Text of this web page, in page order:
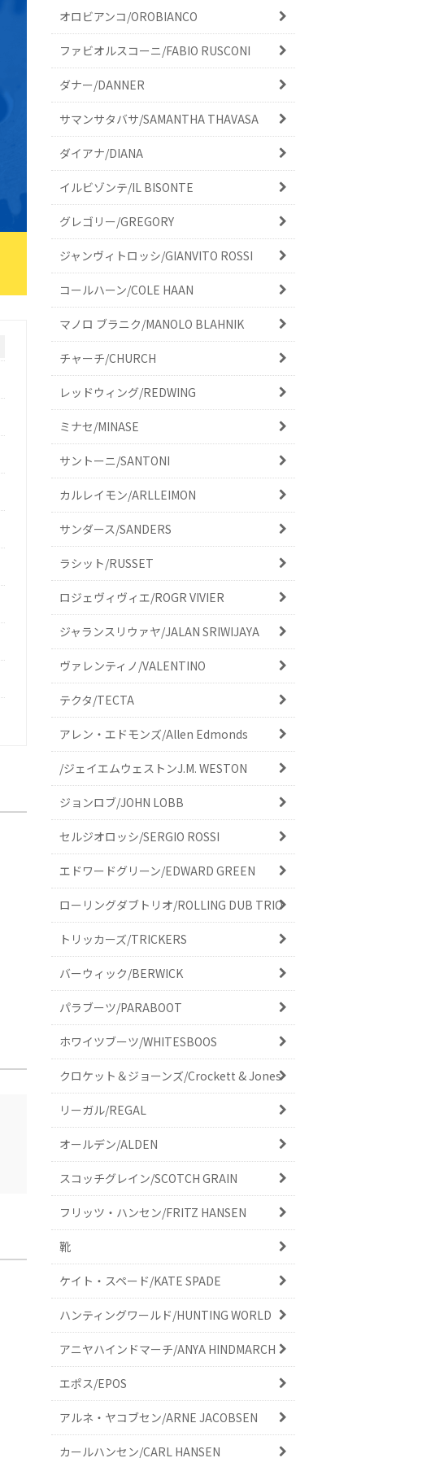
オロビアンコ/OROBIANCO
ファビオルスコーニ/FABIO RUSCONI
ダナー/DANNER
サマンサタバサ/SAMANTHA THAVASA
ダイアナ/DIANA
イルビゾンテ/IL BISONTE
グレゴリー/GREGORY
ジャンヴィトロッシ/GIANVITO ROSSI
コールハーン/COLE HAAN
マノロ ブラニク/MANOLO BLAHNIK
チャーチ/CHURCH
レッドウィング/REDWING
ミナセ/MINASE
サントーニ/SANTONI
カルレイモン/ARLLEIMON
サンダース/SANDERS
ラシット/RUSSET
ロジェヴィヴィエ/ROGR VIVIER
ジャランスリウァヤ/JALAN SRIWIJAYA
ヴァレンティノ/VALENTINO
テクタ/TECTA
アレン・エドモンズ/Allen Edmonds
/ジェイエムウェストンJ.M. WESTON
ジョンロブ/JOHN LOBB
セルジオロッシ/SERGIO ROSSI
エドワードグリーン/EDWARD GREEN
ローリングダブトリオ/ROLLING DUB TRIO
トリッカーズ/TRICKERS
バーウィック/BERWICK
パラブーツ/PARABOOT
ホワイツブーツ/WHITESBOOS
クロケット＆ジョーンズ/Crockett & Jones
リーガル/REGAL
オールデン/ALDEN
スコッチグレイン/SCOTCH GRAIN
フリッツ・ハンセン/FRITZ HANSEN
靴
ケイト・スペード/KATE SPADE
ハンティングワールド/HUNTING WORLD
アニヤハインドマーチ/ANYA HINDMARCH
エポス/EPOS
アルネ・ヤコブセン/ARNE JACOBSEN
カールハンセン/CARL HANSEN